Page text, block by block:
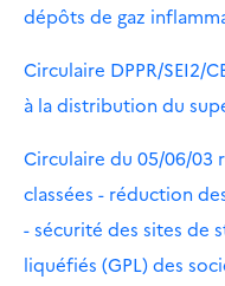
dépôts de gaz
Circulaire DPPR/SEI2/
à la distribution du
Circulaire du 05/06/03
classées - réduction
- sécurité des sites de
liquéfiés (GPL) des